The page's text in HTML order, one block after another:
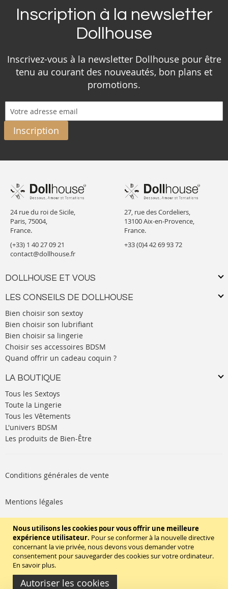
Nous utilisons les cookies pour vous offrir une meilleure
expérience utilisateur. Pour se conformer à la nouvelle directive
concernant la vie privée, nous devons vous demander votre
consentement pour sauvegarder des cookies sur votre ordinateur.
En savoir plus.
Autoriser les cookies
Inscription à la newsletter
Dollhouse
Inscrivez-vous à la newsletter Dollhouse pour être
tenu au courant des nouveautés, bon plans et
promotions.
Inscription
24 rue du roi de Sicile,
Paris, 75004,
France.
(+33) 1 40 27 09 21
contact@dollhouse.fr
DOLLHOUSE ET VOUS
LES CONSEILS DE DOLLHOUSE
Bien choisir son sextoy
Bien choisir son lubrifiant
Bien choisir sa lingerie
Choisir ses accessoires BDSM
Quand offrir un cadeau coquin ?
LA BOUTIQUE
Tous les Sextoys
Toute la Lingerie
Tous les Vêtements
L'univers BDSM
Les produits de Bien-Être
27, rue des Cordeliers,
13100 Aix-en-Provence,
France.
+33 (0)4 42 69 93 72
Conditions générales de vente
Mentions légales
Politique de cookies
SUIVEZ-NOUS